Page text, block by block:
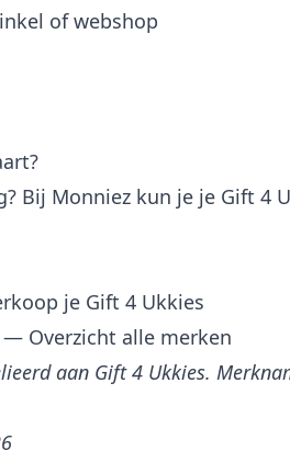
of webshop
Bij Monniez kun je je Gift 4
je Gift 4 Ukkies
— Overzicht alle merken
aan Gift 4 Ukkies.